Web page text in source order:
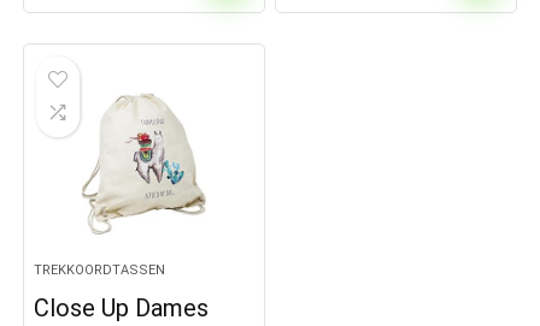
TREKKOORDTASSEN
Close Up Dames